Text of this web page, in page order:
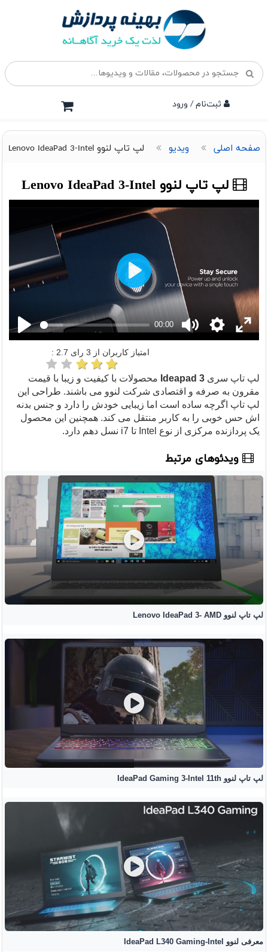
ثبت‌نام / ورود
صفحه اصلی ویدیو لپ تاپ لنوو Lenovo IdeaPad 3-Intel
لپ تاپ لنوو Lenovo IdeaPad 3-Intel
00:00
Play
امتیاز کاربران از 3 رای 2.7
:
لپ تاپ سری Ideapad 3 محصولات با کیفیت و زیبا با قیمت
مقرون به صرفه و اقتصادی شرکت لنوو می باشند. طراحی این
لپ تاپ اگرچه ساده است اما زیبایی خودش را دارد و جنس بدنه
اش حس خوبی را به کاربر منتقل می کند. همچنین این محصول
یک پردازنده مرکزی از نوع Intel تا i7 نسل دهم دارد.
ویدئوهای مرتبط
لپ تاپ لنوو Lenovo IdeaPad 3- AMD
لپ تاپ لنوو IdeaPad Gaming 3-Intel 11th
معرفی لنوو IdeaPad L340 Gaming-Intel